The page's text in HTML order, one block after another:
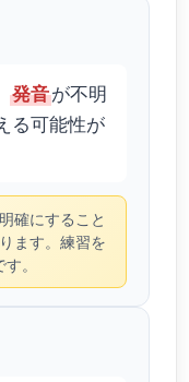
発音が不明
る可能性が
確にすること
ます。練習を
。